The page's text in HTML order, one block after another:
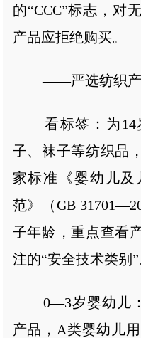
的“CCC”标志，对
产品应拒绝购买。
——严选纺织产品
看标签：为14
子、袜子等纺织品
家标准《婴幼儿
范》（GB
子年龄，重点查看
注的“安全技术类别”
0—3岁婴幼儿：
产品，A类婴幼儿